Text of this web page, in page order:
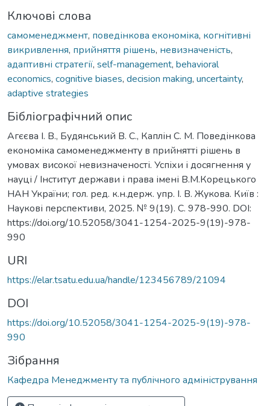
Ключові слова
самоменеджмент, поведінкова економіка, когнітивні
викривлення, прийняття рішень, невизначеність,
адаптивні стратегії, self-management, behavioral
economics, cognitive biases, decision making, uncertainty,
adaptive strategies
Бібліографічний опис
Агєєва І. В., Будянський В. С., Каплін С. М. Поведінкова
економіка самоменеджменту в прийнятті рішень в
умовах високої невизначеності. Успіхи і досягнення у
науці / Інститут держави і права імені В.М.Корецького
НАН України; гол. ред. к.н.держ. упр. І. В. Жукова. Київ :
Наукові перспективи, 2025. № 9(19). С. 978-990. DOI:
https://doi.org/10.52058/3041-1254-2025-9(19)-978-
990
URI
https://elar.tsatu.edu.ua/handle/123456789/21094
DOI
https://doi.org/10.52058/3041-1254-2025-9(19)-978-
990
Зібрання
Кафедра Менеджменту та публічного адміністрування